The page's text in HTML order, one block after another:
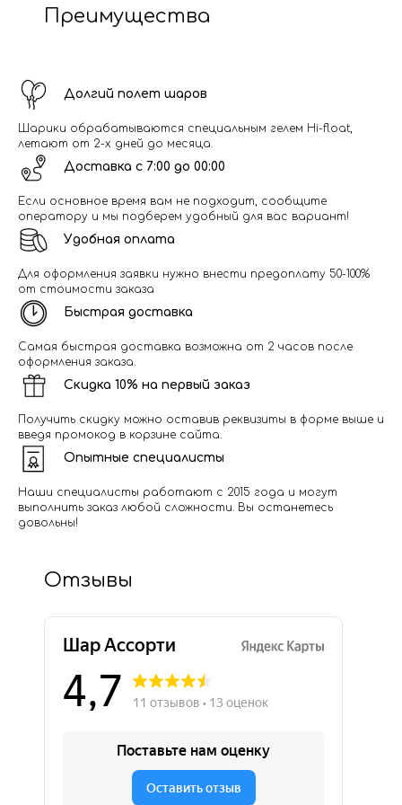
Преимущества
Долгий полет шаров
Шарики обрабатываются специальным гелем Hi-float,
летают от 2-х дней до месяца.
Доставка с 7:00 до 00:00
Если основное время вам не подходит, сообщите
оператору и мы подберем удобный для вас вариант!
Удобная оплата
Для оформления заявки нужно внести предоплату 50-100%
от стоимости заказа
Быстрая доставка
Самая быстрая доставка возможна от 2 часов после
оформления заказа.
Скидка 10% на первый заказ
Получить скидку можно оставив реквизиты в форме выше и
введя промокод в корзине сайта.
Опытные специалисты
Наши специалисты работают с 2015 года и могут
выполнить заказ любой сложности. Вы останетесь
довольны!
Отзывы